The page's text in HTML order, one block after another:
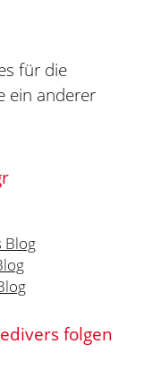
für die
ein anderer
Blog
folgen